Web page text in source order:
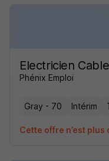
Electricien
Phénix Emploi
Gray - 70 Intérim
Cette offre n’est